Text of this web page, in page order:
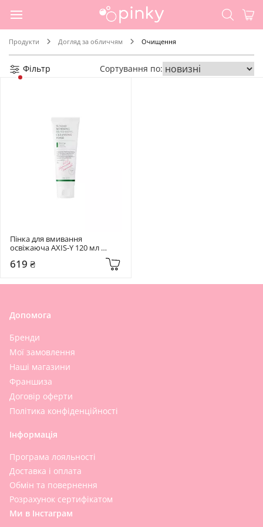
Продукти Догляд за обличчям Очищення
Фільтр Сортування по:
Пінка для вмивання
освіжаюча AXIS-Y 120 мл
Sunday Morning Refreshing
Cleansing Foam
619 ₴
Допомога
Бренди
Мої замовлення
Наші магазини
Франшиза
Договір оферти
Політика конфіденційності
Інформація
Програма лояльності
Доставка і оплата
Обмін та повернення
Розрахунок сертифікатом
Ми в Інстаграм